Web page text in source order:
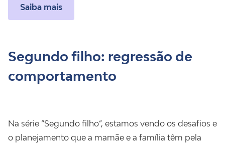
Saiba mais
Segundo filho: regressão de
comportamento
Na série “Segundo filho”, estamos vendo os desafios e
o planejamento que a mamãe e a família têm pela